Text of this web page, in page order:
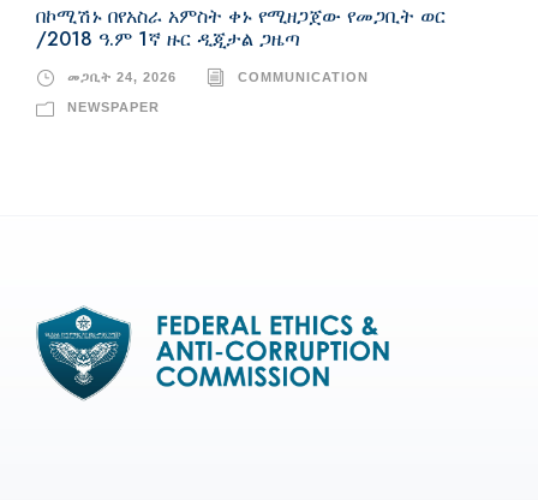
በኮሚሽኑ በየአስራ አምስት ቀኑ የሚዘጋጀው የመጋቢት ወር
/2018 ዓ.ም 1ኛ ዙር ዲጂታል ጋዜጣ
መጋቢት 24, 2026 COMMUNICATION
NEWSPAPER